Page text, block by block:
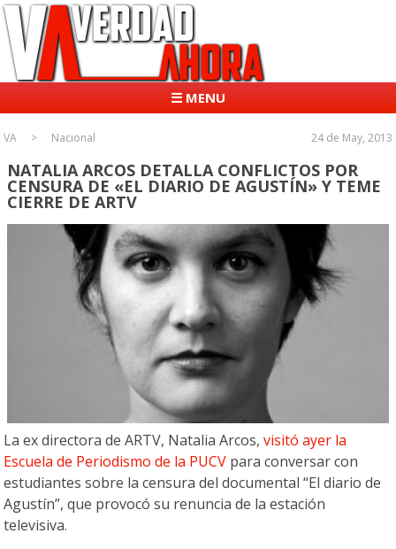
☰ MENU
VA Nacional 24 de May, 2013
NATALIA ARCOS DETALLA CONFLICTOS POR
CENSURA DE «EL DIARIO DE AGUSTÍN» Y TEME
CIERRE DE ARTV
La ex directora de ARTV, Natalia Arcos,visitó ayer la
Escuela de Periodismo de la PUCV para conversar con
estudiantes sobre la censura del documental “El diario de
Agustín”, que provocó su renuncia de la estación
televisiva.